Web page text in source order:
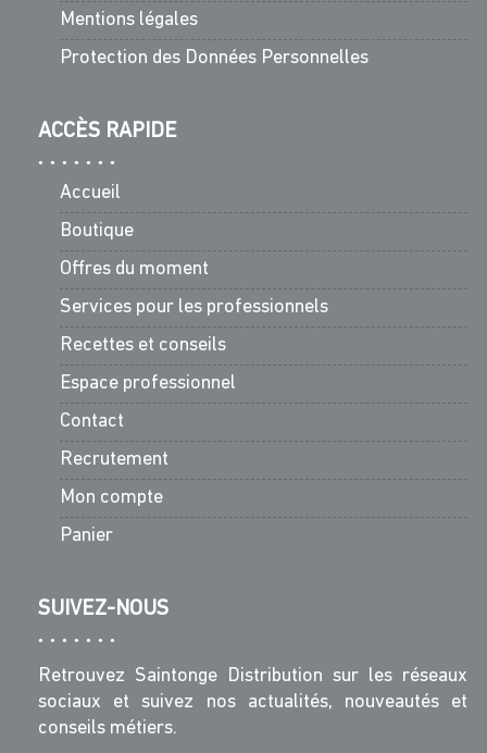
Mentions légales
Protection des Données Personnelles
ACCÈS RAPIDE
Accueil
Boutique
Offres du moment
Services pour les professionnels
Recettes et conseils
Espace professionnel
Contact
Recrutement
Mon compte
Panier
SUIVEZ-NOUS
Retrouvez Saintonge Distribution sur les réseaux
sociaux et suivez nos actualités, nouveautés et
conseils métiers.